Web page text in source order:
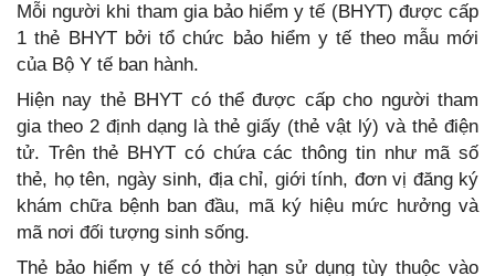
Mỗi người khi tham gia bảo hiểm y tế (BHYT) được cấp
1 thẻ BHYT bởi tổ chức bảo hiểm y tế theo mẫu mới
của Bộ Y tế ban hành.
Hiện nay thẻ BHYT có thể được cấp cho người tham
gia theo 2 định dạng là thẻ giấy (thẻ vật lý) và thẻ điện
tử. Trên thẻ BHYT có chứa các thông tin như mã số
thẻ, họ tên, ngày sinh, địa chỉ, giới tính, đơn vị đăng ký
khám chữa bệnh ban đầu, mã ký hiệu mức hưởng và
mã nơi đối tượng sinh sống.
Thẻ bảo hiểm y tế có thời hạn sử dụng tùy thuộc vào